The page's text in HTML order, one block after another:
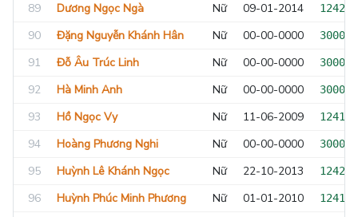
89 Dương Ngọc Ngà Nữ 09-01-2014
90 Đặng Nguyễn Khánh Hân Nữ 00-00-0000
91 Đỗ Âu Trúc Linh Nữ 00-00-0000
92 Hà Minh Anh Nữ 00-00-0000
93 Hồ Ngọc Vy Nữ 11-06-2009
94 Hoàng Phương Nghi Nữ 00-00-0000
95 Huỳnh Lê Khánh Ngọc Nữ 22-10-2013
96 Huỳnh Phúc Minh Phương Nữ 01-01-2010